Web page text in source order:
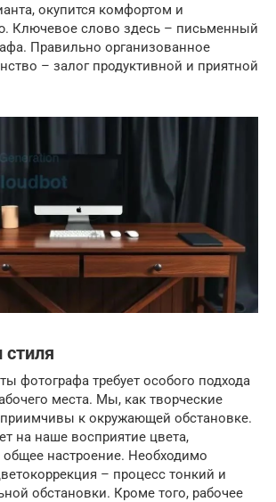
окупится комфортом и
Ключевое слово здесь – письменный
Правильно организованное
– залог продуктивной и приятной
стиля
фотографа требует особого подхода
места. Мы, как творческие
к окружающей обстановке.
на наше восприятие цвета,
настроение. Необходимо
– процесс тонкий и
обстановки. Кроме того, рабочее